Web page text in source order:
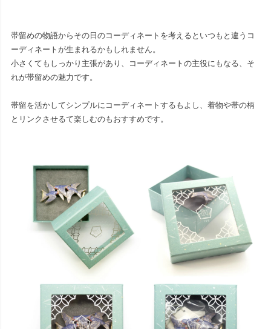
帯留めの物語からその日のコーディネートを考えるといつもと違うコ
ーディネートが生まれるかもしれません。
小さくてもしっかり主張があり、コーディネートの主役にもなる、そ
れが帯留めの魅力です。
帯留を活かしてシンプルにコーディネートするもよし、着物や帯の柄
とリンクさせるて楽しむのもおすすめです。